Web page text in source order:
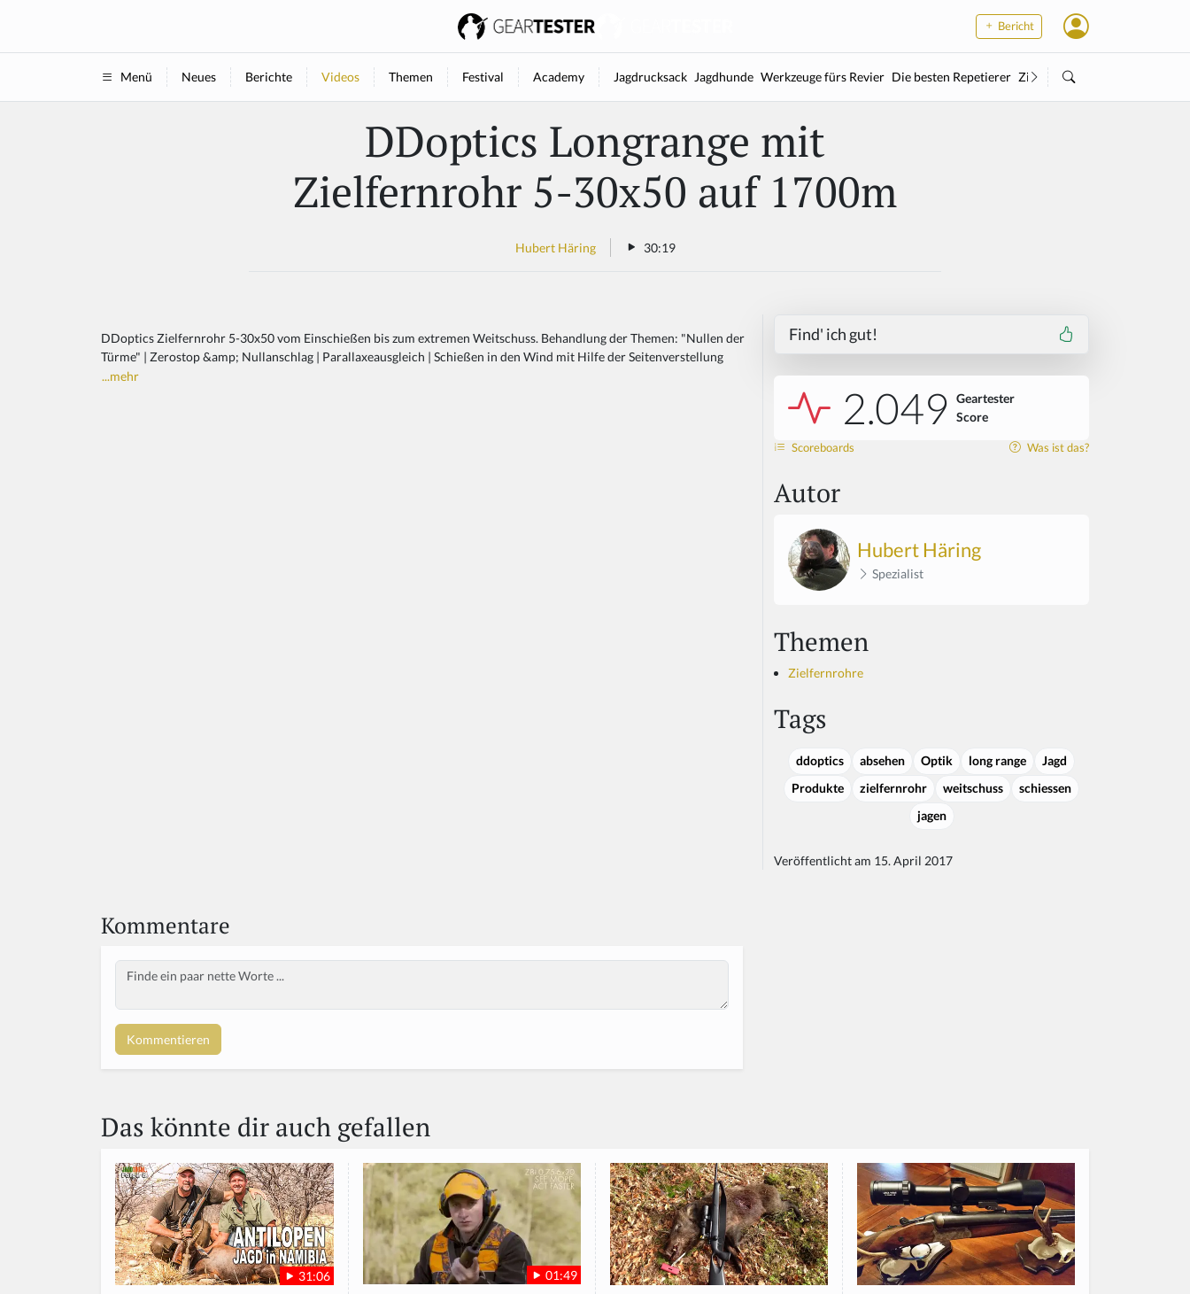
Bericht
Menü Neues Berichte Videos Themen Festival Academy Jagdrucksack Jagdhunde Werkzeuge fürs Revier Die besten Repetierer Zielstock
DDoptics Longrange mit
Zielfernrohr 5-30x50 auf 1700m
Hubert Häring 30:19
DDoptics Zielfernrohr 5-30x50 vom Einschießen bis zum extremen Weitschuss. Behandlung der Themen: "Nullen der
Türme" | Zerostop &amp; Nullanschlag | Parallaxeausgleich | Schießen in den Wind mit Hilfe der Seitenverstellung
...mehr
Find' ich gut!
2.049 Geartester
Score
Scoreboards Was ist das?
Autor
Hubert Häring
Spezialist
Themen
Zielfernrohre
Tags
ddoptics absehen Optik long range
Jagd
Produkte
zielfernrohr weitschuss
schiessen
jagen
Veröffentlicht am 15. April 2017
Kommentare
o
u
h
u
a
n,
ig
n
o
r
e
Body
Das könnte dir auch gefallen
31:06 01:49